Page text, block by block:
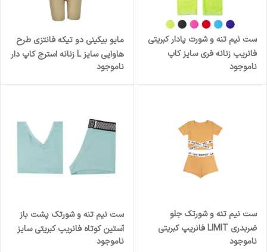
ست نیم تنه و شورت پادار کبریتی
فانریپ زنانه فری سایز کاپ
متحرک
ناموجود
مایو بیکینی دو تیکه فانتزی طرح
هاوایی سایز L زنانه استرج کاپ دار
مدل اسلیپ
ناموجود
ست نیم تنه و شورتک جلو
ضربدری LIMIT فانریپ کبریتی
فری سایز
ناموجود
ست نیم تنه و شورتک پشت باز
آستین کوتاه فانریپ کبریتی سایز
فری
ناموجود